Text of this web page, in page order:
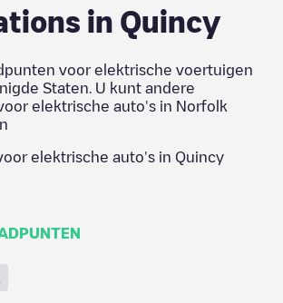
in Quincy
voor elektrische voertuigen
Staten . U kunt andere
elektrische auto's in Norfolk
elektrische auto's in Quincy